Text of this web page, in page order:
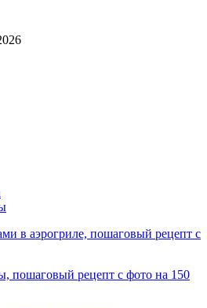
в аэрогриле, пошаговый рецепт с
пошаговый рецепт с фото на 150